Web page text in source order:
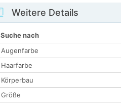
Weitere Details
Suche nach
Augenfarbe
Haarfarbe
Körperbau
Größe